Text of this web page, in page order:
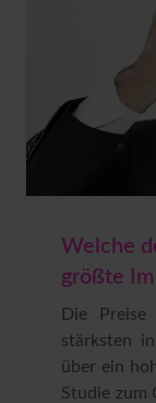
Welche
größte
Die
stärksten
über ein
Studie zum